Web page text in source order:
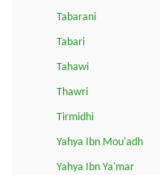
Tabarani
Tabari
Tahawi
Thawri
Tirmidhi
Yahya Ibn Mou'adh
Yahya Ibn Ya'mar